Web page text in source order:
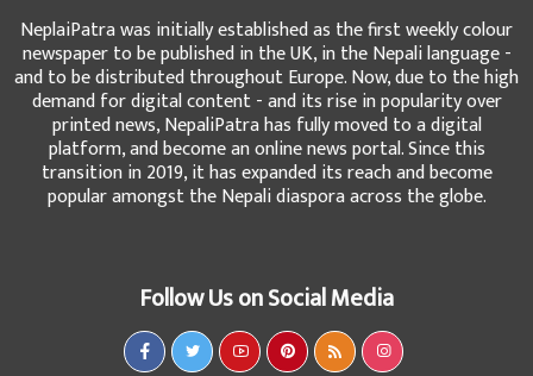
NeplaiPatra was initially established as the first weekly colour
newspaper to be published in the UK, in the Nepali language -
and to be distributed throughout Europe. Now, due to the high
demand for digital content - and its rise in popularity over
printed news, NepaliPatra has fully moved to a digital
platform, and become an online news portal. Since this
transition in 2019, it has expanded its reach and become
popular amongst the Nepali diaspora across the globe.
Follow Us on Social Media